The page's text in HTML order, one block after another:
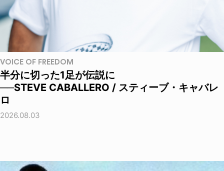
VOICE OF FREEDOM
半分に切った1足が伝説に
──STEVE CABALLERO / スティーブ・キャバレ
ロ
2026.08.03